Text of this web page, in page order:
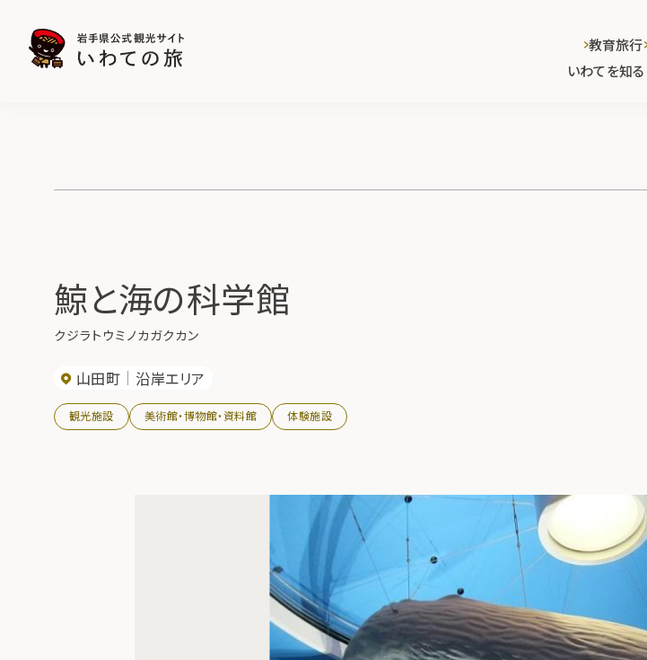
いわてを知る
教育旅行
鯨と海の科学館
クジラトウミノカガクカン
山田町 沿岸エリア
観光施設 美術館・博物館・資料館 体験施設